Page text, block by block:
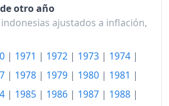
503.69
582.34
651.63
otro año
ajustados a inflación,
| 1971 | 1972 | 1973 | 1974 |
| 1978 | 1979 | 1980 | 1981 |
| 1985 | 1986 | 1987 | 1988 |